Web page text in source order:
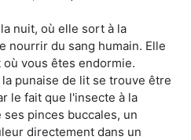
nuit, où elle sort à la
nourrir du sang humain. Elle
vous êtes endormie.
punaise de lit se trouve être
le fait que l'insecte à la
pinces buccales, un
directement dans un